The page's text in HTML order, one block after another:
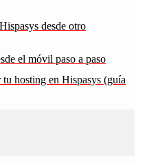
desde otro
el móvil paso a paso
tu hosting en Hispasys (guía